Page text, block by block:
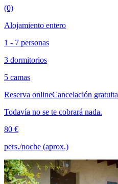
(0)
Alojamiento entero
1 - 7 personas
3 dormitorios
5 camas
Reserva onlineCancelación gratuita
Todavía no se te cobrará nada.
80 €
pers./noche (aprox.)